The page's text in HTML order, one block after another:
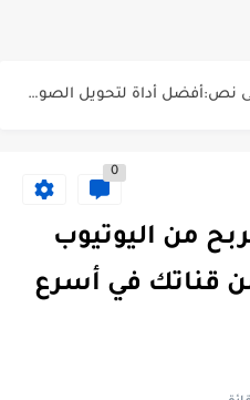
تحويل صور إلى نص:أفضل أداة لتحويل الصور إلى نص قابل...
أفضل تطبيق تنزيل فيديوهات تيك توك بدون علامة مائية: وداعاً...
أفضل تطبيق أذكار لشهر رمضان 2024: طريق المسلم.
0
من اليوتيوب
من قناتك في أسرع